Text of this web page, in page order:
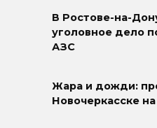
В Ростове-на-
уголовное дело
АЗС
Жара и дожди:
Новочеркасске